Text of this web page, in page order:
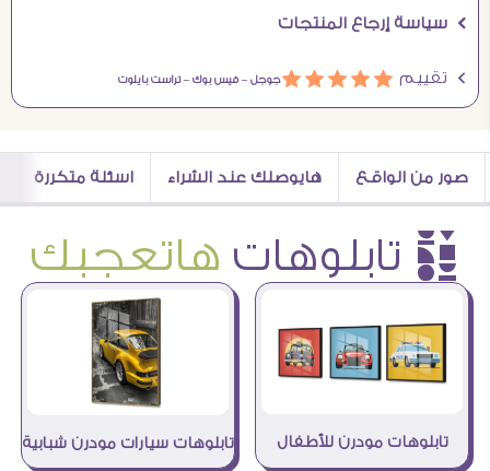
Ö سياسة إرجاع المنتجات
Ö تقييم áááááجوجل –فيس بوك –تراست بايلوت
صور من الواقع هايوصلك عند الشراء اسئلة متكررة
è تابلوهات هاتعجبك
تابلوهات مودرن للأطفال تابلوهات سيارات مودرن شبابية